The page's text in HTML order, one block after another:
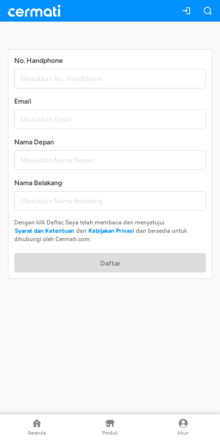
Beranda Produk Akun
No. Handphone
Email
Nama Depan
Nama Belakang
Dengan klik Daftar, Saya telah membaca dan menyetujui
Syarat dan Ketentuan dan Kebijakan Privasi dan bersedia untuk
dihubungi oleh Cermati.com.
Daftar